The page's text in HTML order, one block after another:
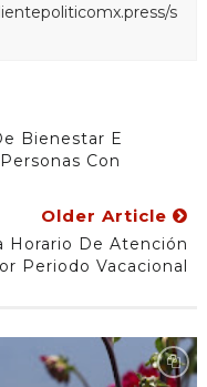
s
Bienestar E
Con
Older Article
Horario De Atención
Periodo Vacacional